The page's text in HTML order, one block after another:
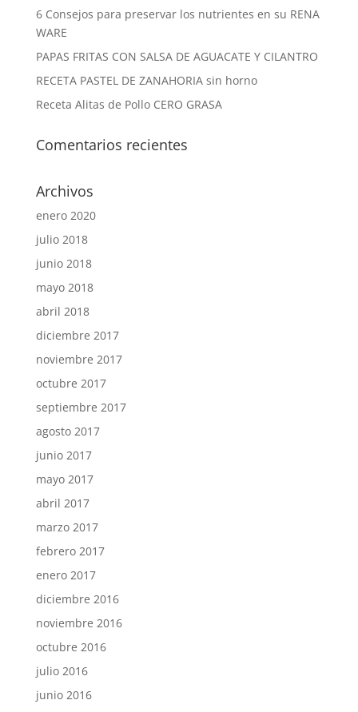
6 Consejos para preservar los nutrientes en su RENA
WARE
PAPAS FRITAS CON SALSA DE AGUACATE Y CILANTRO
RECETA PASTEL DE ZANAHORIA sin horno
Receta Alitas de Pollo CERO GRASA
Comentarios recientes
Archivos
enero 2020
julio 2018
junio 2018
mayo 2018
abril 2018
diciembre 2017
noviembre 2017
octubre 2017
septiembre 2017
agosto 2017
junio 2017
mayo 2017
abril 2017
marzo 2017
febrero 2017
enero 2017
diciembre 2016
noviembre 2016
octubre 2016
julio 2016
junio 2016